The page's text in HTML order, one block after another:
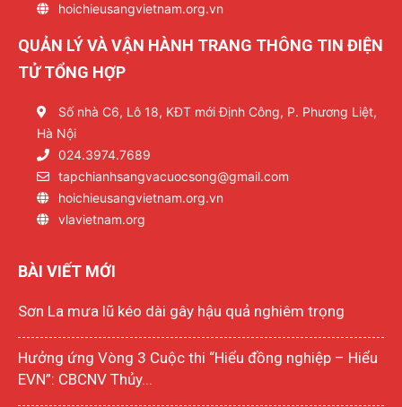
hoichieusangvietnam.org.vn
QUẢN LÝ VÀ VẬN HÀNH TRANG THÔNG TIN ĐIỆN
TỬ TỔNG HỢP
Số nhà C6, Lô 18, KĐT mới Định Công, P. Phương Liệt,
Hà Nội
024.3974.7689
tapchianhsangvacuocsong@gmail.com
hoichieusangvietnam.org.vn
vlavietnam.org
BÀI VIẾT MỚI
Sơn La mưa lũ kéo dài gây hậu quả nghiêm trọng
Hưởng ứng Vòng 3 Cuộc thi “Hiểu đồng nghiệp – Hiểu
EVN”: CBCNV Thủy...